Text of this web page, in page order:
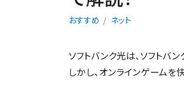
おすすめ ネット
ソフトバンク光は、ソフトバ
しかし、オンラインゲーム